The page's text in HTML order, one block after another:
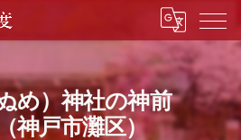
め）神社の神前
神戸市灘区）